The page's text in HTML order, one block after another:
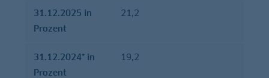
31.12.2025 in
Prozent
21,2
31.12.2024* in
Prozent
19,2